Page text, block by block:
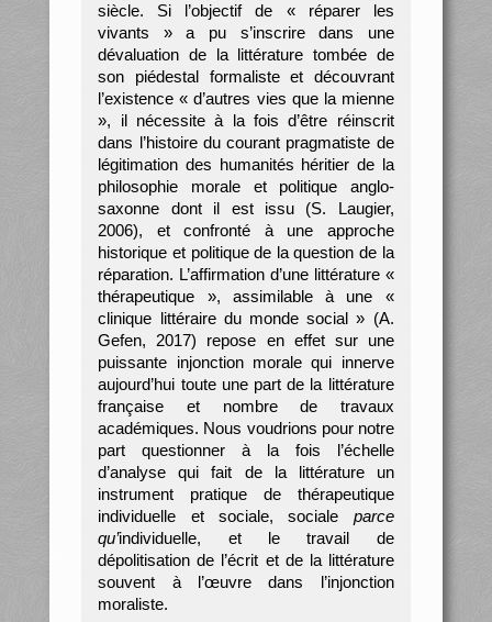
siècle. Si l’objectif de « réparer les
vivants » a pu s’inscrire dans une
dévaluation de la littérature tombée de
son piédestal formaliste et découvrant
l’existence « d’autres vies que la mienne
», il nécessite à la fois d’être réinscrit
dans l’histoire du courant pragmatiste de
légitimation des humanités héritier de la
philosophie morale et politique anglo-
saxonne dont il est issu (S. Laugier,
2006), et confronté à une approche
historique et politique de la question de la
réparation. L’affirmation d’une littérature «
thérapeutique », assimilable à une «
clinique littéraire du monde social » (A.
Gefen, 2017) repose en effet sur une
puissante injonction morale qui innerve
aujourd’hui toute une part de la littérature
française et nombre de travaux
académiques. Nous voudrions pour notre
part questionner à la fois l’échelle
d’analyse qui fait de la littérature un
instrument pratique de thérapeutique
individuelle et sociale, sociale parce
qu’individuelle, et le travail de
dépolitisation de l’écrit et de la littérature
souvent à l’œuvre dans l’injonction
moraliste.